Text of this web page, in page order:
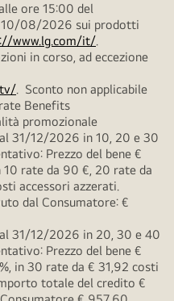
ore 15:00 del
08/2026 sui prodotti
www.lg.com/it/.
in corso, ad eccezione
. Sconto non applicabile
Benefits
promozionale
31/12/2026 in 10, 20 e 30
Prezzo del bene €
10 rate da 90 €, 20 rate da
accessori azzerati.
dal Consumatore: €
31/12/2026 in 20, 30 e 40
Prezzo del bene €
in 30 rate da € 31,92 costi
totale del credito €